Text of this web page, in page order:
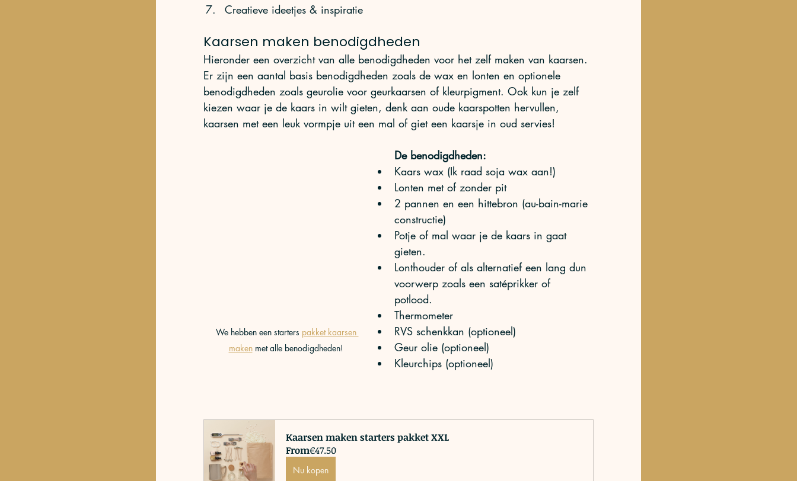
Creatieve ideetjes & inspiratie
Kaarsen maken benodigdheden
Hieronder een overzicht van alle benodigdheden voor het zelf maken van kaarsen.
Er zijn een aantal basis benodigdheden zoals de wax en lonten en optionele
benodigdheden zoals geurolie voor geurkaarsen of kleurpigment. Ook kun je zelf
kiezen waar je de kaars in wilt gieten, denk aan oude kaarspotten hervullen,
kaarsen met een leuk vormpje uit een mal of giet een kaarsje in oud servies!
We hebben een starters pakket kaarsen
maken met alle benodigdheden!
De benodigdheden:
Kaars wax (Ik raad soja wax aan!)
Lonten met of zonder pit
2 pannen en een hittebron (au-bain-marie
constructie)
Potje of mal waar je de kaars in gaat
gieten.
Lonthouder of als alternatief een lang dun
voorwerp zoals een satéprikker of
potlood.
Thermometer
RVS schenkkan (optioneel)
Geur olie (optioneel)
Kleurchips (optioneel)
Kaarsen maken starters pakket XXL
From€47.50
Nu kopen